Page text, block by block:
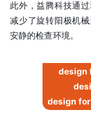
此外，益腾科技通
减少了旋转阳极机
安静的检查环境。
design
design